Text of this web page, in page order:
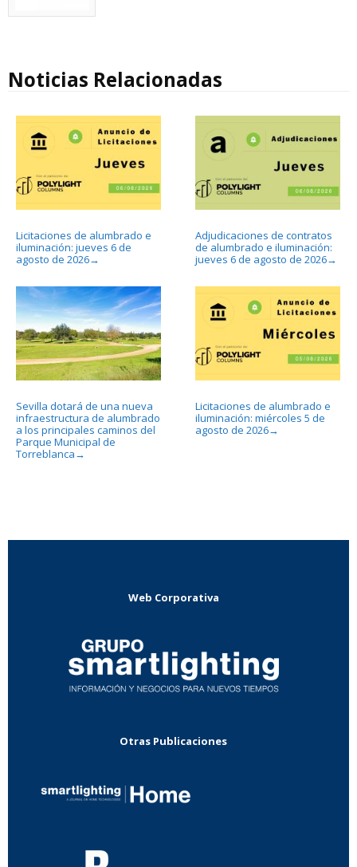
Noticias Relacionadas
Licitaciones de alumbrado e
iluminación: jueves 6 de
agosto de 2026→
Adjudicaciones de contratos
de alumbrado e iluminación:
jueves 6 de agosto de 2026→
Sevilla dotará de una nueva
infraestructura de alumbrado
a los principales caminos del
Parque Municipal de
Torreblanca →
Licitaciones de alumbrado e
iluminación: miércoles 5 de
agosto de 2026→
Web Corporativa
Otras Publicaciones